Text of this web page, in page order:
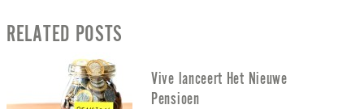
RELATED POSTS
Vive lanceert Het Nieuwe
Pensioen